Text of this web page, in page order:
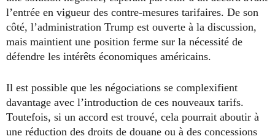
l’entrée en vigueur des contre-mesures tarifaires. De son
côté, l’administration Trump est ouverte à la discussion,
mais maintient une position ferme sur la nécessité de
défendre les intérêts économiques américains.
Il est possible que les négociations se complexifient
davantage avec l’introduction de ces nouveaux tarifs.
Toutefois, si un accord est trouvé, cela pourrait aboutir à
une réduction des droits de douane ou à des concessions